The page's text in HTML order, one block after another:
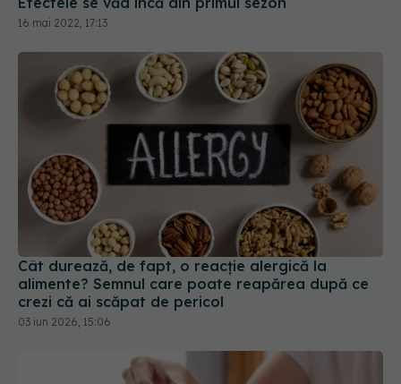
Cât durează, de fapt, o reacție alergică la
alimente? Semnul care poate reapărea după ce
crezi că ai scăpat de pericol
03 iun 2026, 15:06